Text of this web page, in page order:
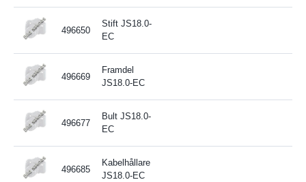
496650
Stift JS18.0-
EC
496669
Framdel
JS18.0-EC
496677
Bult JS18.0-
EC
496685
Kabelhållare
JS18.0-EC